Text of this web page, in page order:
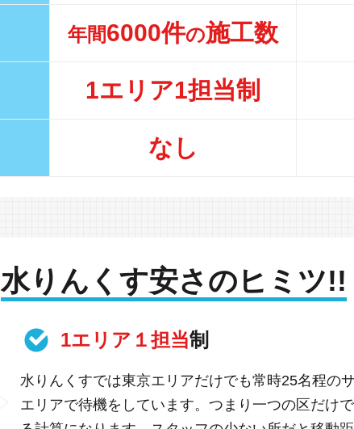
年間6000件の施工数
1エリア1担当制
なし
水りんくす安さのヒミツ!!
1エリア１担当制
水りんくすでは東京エリアだけでも常時25名程の
エリアで待機をしています。つまり一つの区だけ